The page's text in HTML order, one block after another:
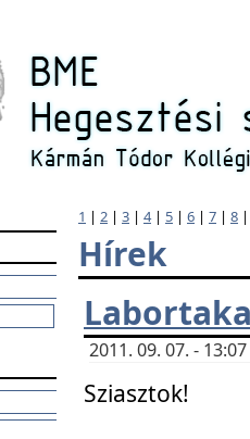
1 | 2 | 3 | 4| 5 | 6 | 7 | 8
Hírek
2011. 09. 07. -
Sziasztok!